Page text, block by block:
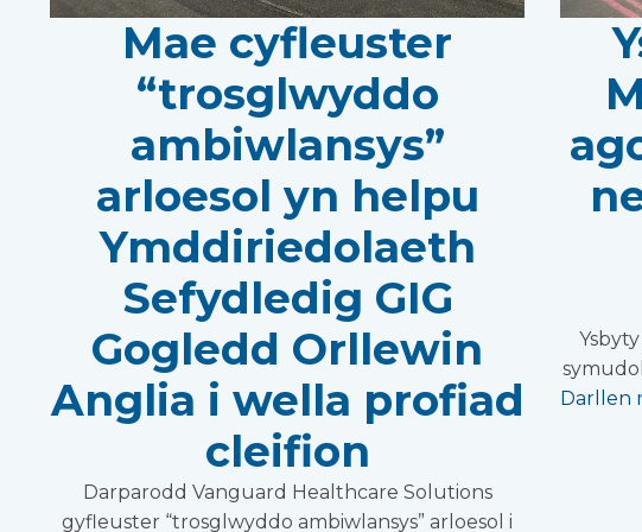
Mae cyfleuster
“trosglwyddo
ambiwlansys”
arloesol yn helpu
Ymddiriedolaeth
Sefydledig GIG
Gogledd Orllewin
Anglia i wella profiad
cleifion
Darparodd Vanguard Healthcare Solutions
gyfleuster “trosglwyddo ambiwlansys” arloesol i
Darllen